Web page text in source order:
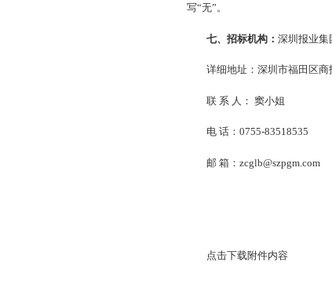
写“无”。
七、招标机构：深圳报业集
详细地址：深圳市福田区
联 系 人： 窦小姐
电 话：0755-83518535
邮 箱：zcglb@szpgm.com
点击下载附件内容